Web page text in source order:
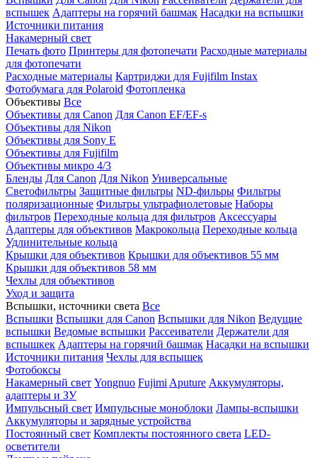
вспышек Адаптеры на горячий башмак Насадки на вспышки
Источники питания
Накамерный свет
Печать фото Принтеры для фотопечати Расходные материалы
для фотопечати
Расходные материалы Картриджи для Fujifilm Instax
Фотобумага для Polaroid Фотопленка
Объективы Все
Объективы для Canon Для Canon EF/EF-s
Объективы для Nikon
Объективы для Sony E
Объективы для Fujifilm
Объективы микро 4/3
Бленды Для Canon Для Nikon Универсальные
Светофильтры Защитные фильтры ND-фильры Фильтры
поляризационные Фильтры ультрафиолетовые Наборы
фильтров Переходные кольца для фильтров Аксессуары
Адаптеры для объективов Макрокольца Переходные кольца
Удлинительные кольца
Крышки для объективов Крышки для объективов 55 мм
Крышки для объективов 58 мм
Чехлы для объективов
Уход и защита
Вспышки, источники света Все
Вспышки Вспышки для Canon Вспышки для Nikon Ведущие
вспышки Ведомые вспышки Рассеиватели Держатели для
вспышкек Адаптеры на горячий башмак Насадки на вспышки
Источники питания Чехлы для вспышек
Фотобоксы
Накамерный свет Yongnuo Fujimi Aputure Аккумуляторы,
адаптеры и ЗУ
Импульсный свет Импульсные моноблоки Лампы-вспышки
Аккумуляторы и зарядные устройства
Постоянный свет Комплекты постоянного света LED-
осветители